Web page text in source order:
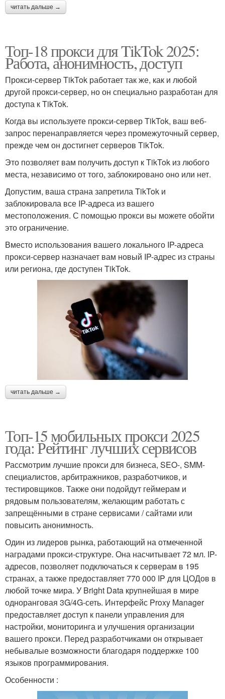
читать дальше →
Топ-18 прокси для TikTok 2025:
Работа, анонимность, доступ
Прокси-сервер TikTok работает так же, как и любой
другой прокси-сервер, но он специально разработан для
доступа к TikTok.
Когда вы используете прокси-сервер TikTok, ваш веб-
запрос перенаправляется через промежуточный сервер,
прежде чем он достигнет серверов TikTok.
Это позволяет вам получить доступ к TikTok из любого
места, независимо от того, заблокировано оно или нет.
Допустим, ваша страна запретила TikTok и
заблокировала все IP-адреса из вашего
местоположения. С помощью прокси вы можете обойти
это ограничение.
Вместо использования вашего локального IP-адреса
прокси-сервер назначает вам новый IP-адрес из страны
или региона, где доступен TikTok.
читать дальше →
Топ-15 мобильных прокси 2025
года: Рейтинг лучших сервисов
Рассмотрим лучшие прокси для бизнеса, SEO-, SMM-
специалистов, арбитражников, разработчиков, и
тестировщиков. Также они подойдут геймерам и
рядовым пользователям, желающим работать с
запрещёнными в стране сервисами / сайтами или
повысить анонимность.
Один из лидеров рынка, работающий на отмеченной
наградами прокси-структуре. Она насчитывает 72 мл. IP-
адресов, позволяет подключаться к серверам в 195
странах, а также предоставляет 770 000 IP для ЦОДов в
любой точке мира. У Bright Data крупнейшая в мире
одноранговая 3G/4G-сеть. Интерфейс Proxy Manager
предоставляет доступ к панели управления для
настройки, мониторинга и улучшения организации
вашего прокси. Перед разработчиками он открывает
небывалые возможности благодаря поддержке 100
языков программирования.
Особенности :